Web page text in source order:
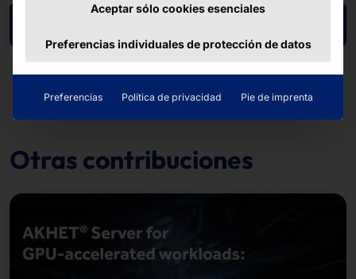
Otras contribuciones
Aceptar sólo cookies esenciales
Preferencias individuales de protección de datos
Preferencias Política de privacidad Pie de imprenta